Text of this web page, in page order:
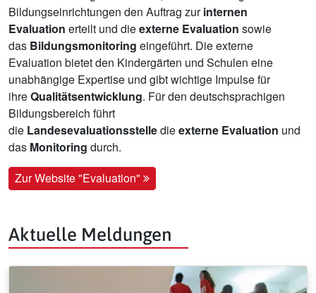
Bildungseinrichtungen den Auftrag zurinternen
Evaluation erteilt und dieexterne Evaluation sowie
das Bildungsmonitoring eingeführt. Die externe
Evaluation bietet den Kindergärten und Schulen eine
unabhängige Expertise und gibt wichtige Impulse für
ihreQualitätsentwicklung. Für den deutschsprachigen
Bildungsbereich führt
die Landesevaluationsstelledieexterne Evaluation und
das Monitoring durch.
Zur Website "Evaluation"
Aktuelle Meldungen